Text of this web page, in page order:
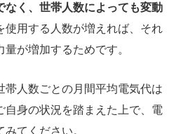
なく、世帯人数によっても変動
使用する人数が増えれば、それ
が増加するためです。
帯人数ごとの月間平均電気代は
自身の状況を踏まえた上で、電
てください。